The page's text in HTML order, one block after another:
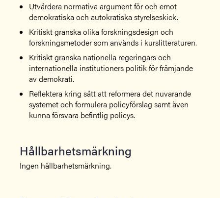
Utvärdera normativa argument för och emot
demokratiska och autokratiska styrelseskick.
Kritiskt granska olika forskningsdesign och
forskningsmetoder som används i kurslitteraturen.
Kritiskt granska nationella regeringars och
internationella institutioners politik för främjande
av demokrati.
Reflektera kring sätt att reformera det nuvarande
systemet och formulera policyförslag samt även
kunna försvara befintlig policys.
Hållbarhetsmärkning
Ingen hållbarhetsmärkning.